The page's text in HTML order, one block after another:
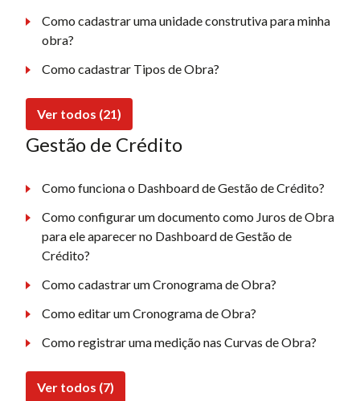
Como cadastrar uma unidade construtiva para minha
obra?
Como cadastrar Tipos de Obra?
Ver todos (21)
Gestão de Crédito
Como funciona o Dashboard de Gestão de Crédito?
Como configurar um documento como Juros de Obra
para ele aparecer no Dashboard de Gestão de
Crédito?
Como cadastrar um Cronograma de Obra?
Como editar um Cronograma de Obra?
Como registrar uma medição nas Curvas de Obra?
Ver todos (7)